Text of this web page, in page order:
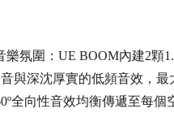
氛圍：UE BOOM內建2顆
與深沈厚實的低頻音效，最
全向性音效均衡傳遞至每個